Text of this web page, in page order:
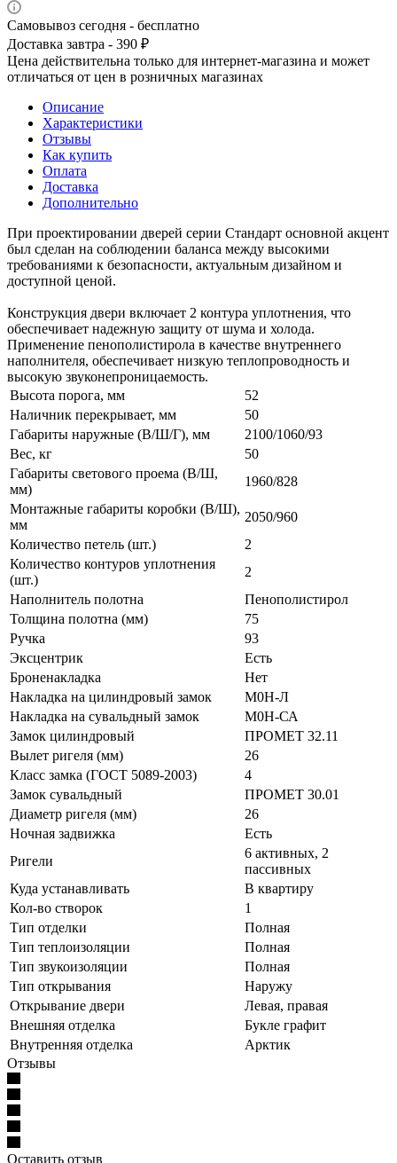
Самовывоз сегодня - бесплатно
Доставка завтра - 390 ₽
Цена действительна только для интернет-магазина и может
отличаться от цен в розничных магазинах
Описание
Характеристики
Отзывы
Как купить
Оплата
Доставка
Дополнительно
При проектировании дверей серии Стандарт основной акцент
был сделан на соблюдении баланса между высокими
требованиями к безопасности, актуальным дизайном и
доступной ценой.
Конструкция двери включает 2 контура уплотнения, что
обеспечивает надежную защиту от шума и холода.
Применение пенополистирола в качестве внутреннего
наполнителя, обеспечивает низкую теплопроводность и
высокую звуконепроницаемость.
Высота порога, мм
52
Наличник перекрывает, мм
50
Габариты наружные (В/Ш/Г), мм
2100/1060/93
Вес, кг
50
Габариты светового проема (В/Ш,
мм)
1960/828
Монтажные габариты коробки (В/Ш),
мм
2050/960
Количество петель (шт.)
2
Количество контуров уплотнения
(шт.)
2
Наполнитель полотна
Пенополистирол
Толщина полотна (мм)
75
Ручка
93
Эксцентрик
Есть
Броненакладка
Нет
Накладка на цилиндровый замок
М0Н-Л
Накладка на сувальдный замок
М0Н-СА
Замок цилиндровый
ПРОМЕТ 32.11
Вылет ригеля (мм)
26
Класс замка (ГОСТ 5089-2003)
4
Замок сувальдный
ПРОМЕТ 30.01
Диаметр ригеля (мм)
26
Ночная задвижка
Есть
Ригели
6 активных, 2
пассивных
Куда устанавливать
В квартиру
Кол-во створок
1
Тип отделки
Полная
Тип теплоизоляции
Полная
Тип звукоизоляции
Полная
Тип открывания
Наружу
Открывание двери
Левая, правая
Внешняя отделка
Букле графит
Внутренняя отделка
Арктик
Отзывы
Оставить отзыв